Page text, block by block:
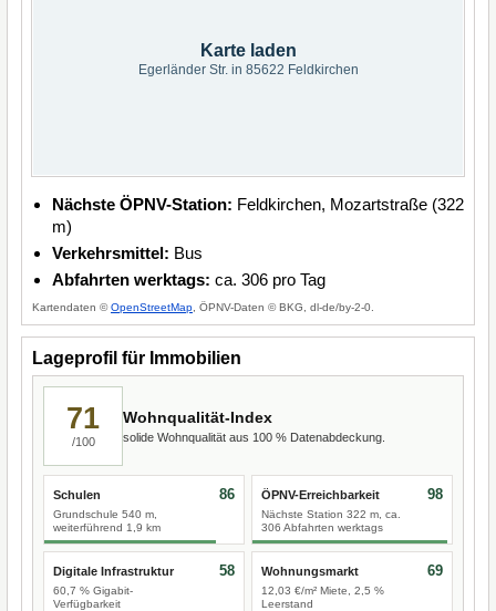
Karte laden
Egerländer Str. in 85622 Feldkirchen
Nächste ÖPNV-Station: Feldkirchen, Mozartstraße (322
m)
Verkehrsmittel: Bus
Abfahrten werktags: ca. 306 pro Tag
Kartendaten ©OpenStreetMap , ÖPNV-Daten © BKG, dl-de/by-2-0.
Lageprofil für Immobilien
71
/100
Wohnqualität-Index
solide Wohnqualität aus 100 % Datenabdeckung.
Schulen
Grundschule 540 m,
weiterführend 1,9 km
86 ÖPNV-Erreichbarkeit
Nächste Station 322 m, ca.
306 Abfahrten werktags
98
Digitale Infrastruktur
60,7 % Gigabit-
Verfügbarkeit
58 Wohnungsmarkt
12,03 €/m² Miete, 2,5 %
Leerstand
69